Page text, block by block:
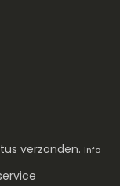
verzonden. info